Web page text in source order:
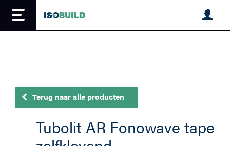
Terug naar alle producten
Tubolit AR Fonowave tape